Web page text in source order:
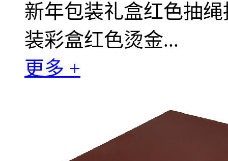
新年包装礼盒红色抽
装彩盒红色烫金...
更多 +